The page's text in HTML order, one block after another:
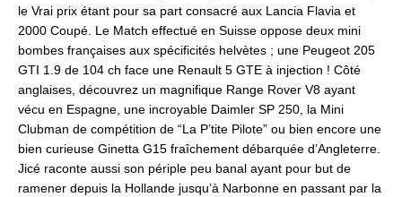
le Vrai prix étant pour sa part consacré aux Lancia Flavia et
2000 Coupé. Le Match effectué en Suisse oppose deux mini
bombes françaises aux spécificités helvètes ; une Peugeot 205
GTI 1.9 de 104 ch face une Renault 5 GTE à injection ! Côté
anglaises, découvrez un magnifique Range Rover V8 ayant
vécu en Espagne, une incroyable Daimler SP 250, la Mini
Clubman de compétition de “La P’tite Pilote” ou bien encore une
bien curieuse Ginetta G15 fraîchement débarquée d’Angleterre.
Jicé raconte aussi son périple peu banal ayant pour but de
ramener depuis la Hollande jusqu’à Narbonne en passant par la